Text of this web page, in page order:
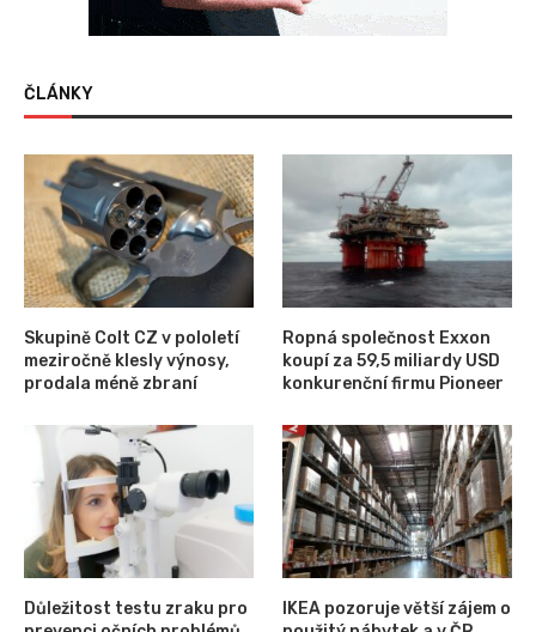
ČLÁNKY
Skupině Colt CZ v pololetí
meziročně klesly výnosy,
prodala méně zbraní
Ropná společnost Exxon
koupí za 59,5 miliardy USD
konkurenční firmu Pioneer
Důležitost testu zraku pro
IKEA pozoruje větší zájem o